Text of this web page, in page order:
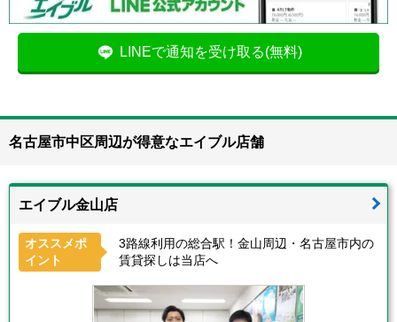
LINEで通知を受け取る(無料)
名古屋市中区周辺が得意なエイブル店舗
エイブル金山店
オススメポ
イント
3路線利用の総合駅！金山周辺・名古屋市内の
賃貸探しは当店へ